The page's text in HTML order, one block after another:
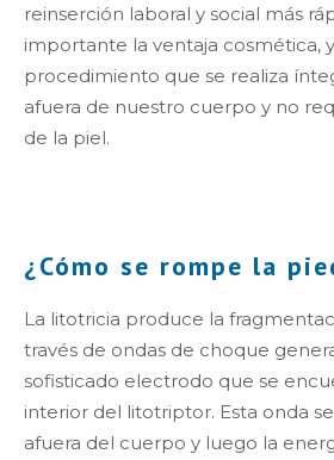
reinserción laboral y social más
importante la ventaja cosmética,
procedimiento que se realiza
afuera de nuestro cuerpo y no
de la piel.
¿Cómo se rompe la
La litotricia produce la
través de ondas de choque
sofisticado electrodo que se
interior del litotriptor. Esta onda
afuera del cuerpo y luego la